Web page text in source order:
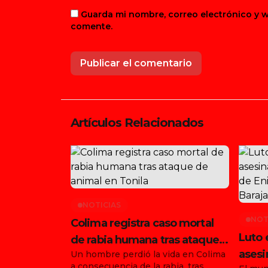
Guarda mi nombre, correo electrónico y
comente.
Artículos Relacionados
NOTICIAS
Colima registra caso mortal
de rabia humana tras ataque
de animal en Tonila
Un hombre perdió la vida en Colima
Luto